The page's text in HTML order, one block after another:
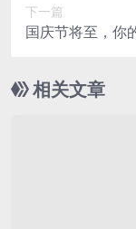
下一篇
国庆节将至，你
相关文章